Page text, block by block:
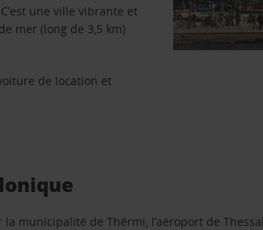
une ville vibrante et
mer (long de 3,5 km)
de location et
municipalité de Thérmi, l’aéroport de